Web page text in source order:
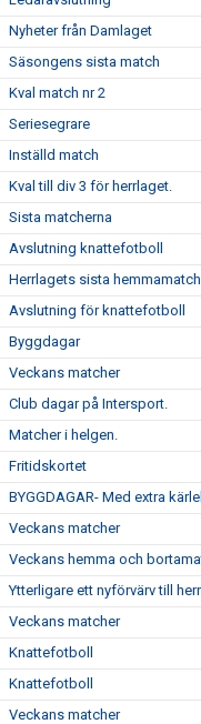
Nyheter från Damlaget
Säsongens sista match
Kval match nr 2
Seriesegrare
Inställd match
Kval till div 3 för herrlaget.
Sista matcherna
Avslutning knattefotboll
Herrlagets sista hemmamatch
Avslutning för knattefotboll
Byggdagar
Veckans matcher
Club dagar på Intersport.
Matcher i helgen.
Fritidskortet
BYGGDAGAR- Med extra
Veckans matcher
Veckans hemma och
Ytterligare ett nyförvärv till
Veckans matcher
Knattefotboll
Knattefotboll
Veckans matcher